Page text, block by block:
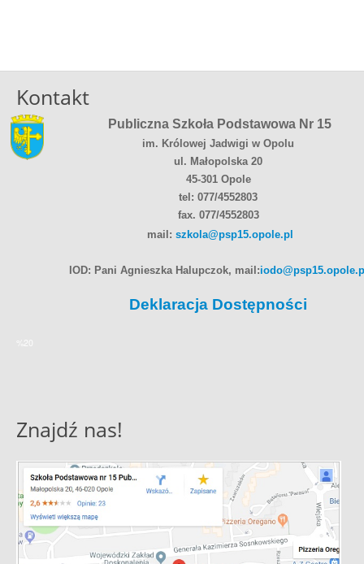
Kontakt
Publiczna Szkoła Podstawowa Nr 15
im. Królowej Jadwigi w Opolu
ul. Małopolska 20
45-301 Opole
tel: 077/4552803
fax. 077/4552803
mail: szkola@psp15.opole.pl
IOD: Pani Agnieszka Halupczok, mail:
Deklaracja Dostępności
%20
Znajdź nas!